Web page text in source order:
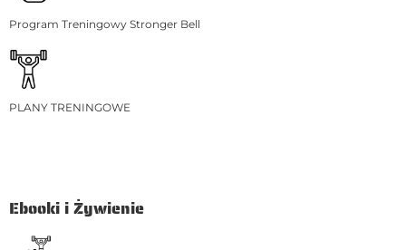
Program Treningowy Stronger Bell
PLANY TRENINGOWE
Ebooki i Żywienie